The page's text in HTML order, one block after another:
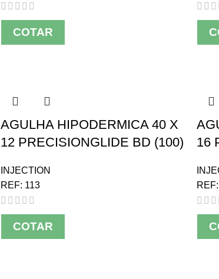
COTAR
AGULHA HIPODERMICA 40 X
12 PRECISIONGLIDE BD (100)
INJECTION
REF: 113
COTAR
16
REF: